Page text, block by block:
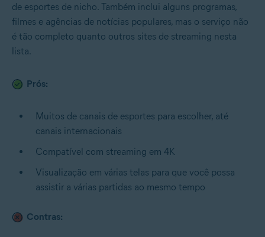
de esportes de nicho. Também inclui alguns programas,
filmes e agências de notícias populares, mas o serviço não
é tão completo quanto outros sites de streaming nesta
lista.
Prós:
Muitos de canais de esportes para escolher, até
canais internacionais
Compatível com streaming em 4K
Visualização em várias telas para que você possa
assistir a várias partidas ao mesmo tempo
Contras: